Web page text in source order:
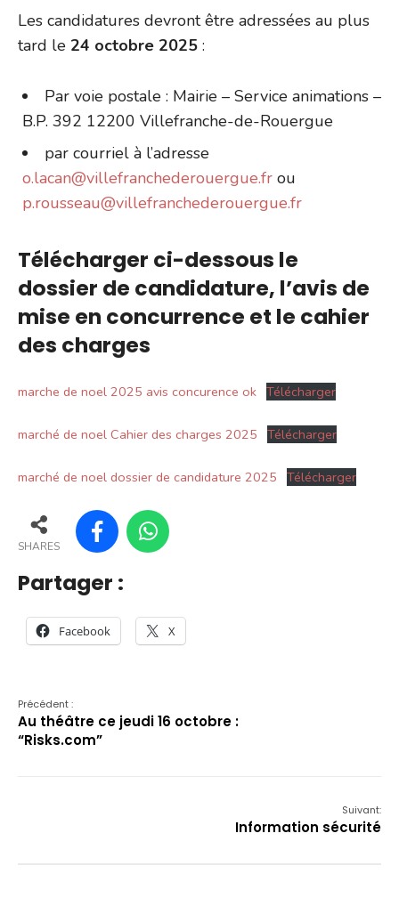
Les candidatures devront être adressées au plus
tard le 24 octobre 2025 :
Par voie postale : Mairie – Service animations –
B.P. 392 12200 Villefranche-de-Rouergue
par courriel à l’adresse
o.lacan@villefranchederouergue.fr ou
p.rousseau@villefranchederouergue.fr
Télécharger ci-dessous le
dossier de candidature, l’avis de
mise en concurrence et le cahier
des charges
marche de noel 2025 avis concurence ok Télécharger
marché de noel Cahier des charges 2025 Télécharger
marché de noel dossier de candidature 2025 Télécharger
SHARES
Partager :
Facebook X
Précédent :
Au théâtre ce jeudi 16 octobre :
“Risks.com”
Suivant:
Information sécurité